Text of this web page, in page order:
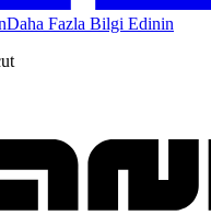
Daha Fazla Bilgi Edinin